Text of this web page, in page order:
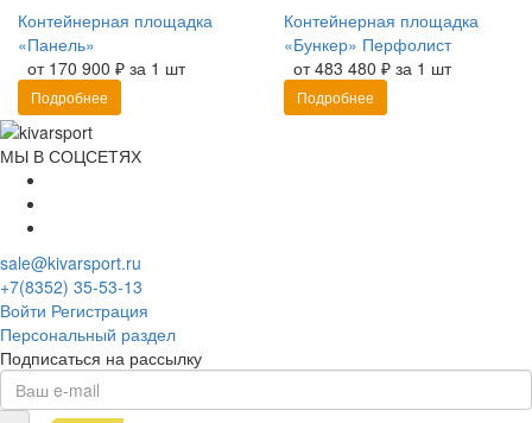
Контейнерная площадка
«Панель»
от 170 900 ₽ за 1 шт
Подробнее
Контейнерная площадка
«Бункер» Перфолист
от 483 480 ₽ за 1 шт
Подробнее
МЫ В СОЦСЕТЯХ
sale@kivarsport.ru
+7(8352) 35-53-13
Войти Регистрация
Персональный раздел
Подписаться на рассылку